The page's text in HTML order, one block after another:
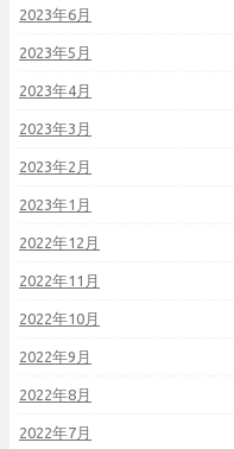
2023年6月
2023年5月
2023年4月
2023年3月
2023年2月
2023年1月
2022年12月
2022年11月
2022年10月
2022年9月
2022年8月
2022年7月